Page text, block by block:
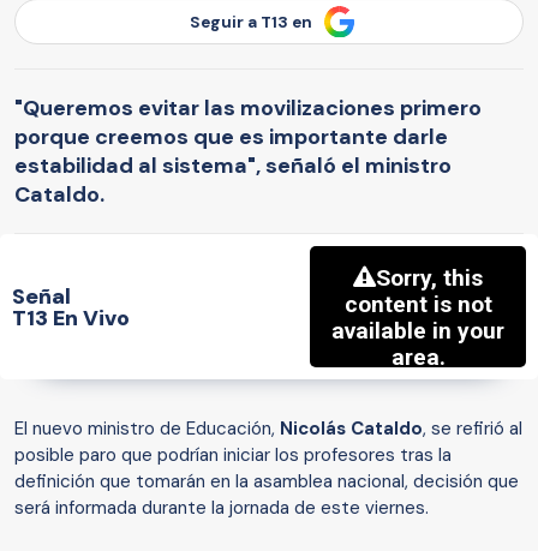
Seguir a T13 en
"Queremos evitar las movilizaciones primero
porque creemos que es importante darle
estabilidad al sistema", señaló el ministro
Cataldo.
Señal
T13 En Vivo
El nuevo ministro de Educación, Nicolás Cataldo, se refirió al
posible paro que podrían iniciar los profesores tras la
definición que tomarán en la asamblea nacional, decisión que
será informada durante la jornada de este viernes.